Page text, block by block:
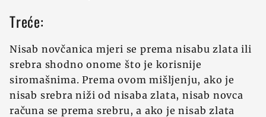
Treće:
Nisab novčanica mjeri se prema nisabu zlata ili
srebra shodno onome što je korisnije
siromašnima. Prema ovom mišljenju, ako je
nisab srebra niž‍i od nisaba zlata, nisab novca
računa se prema srebru, a ako je nisab zlata